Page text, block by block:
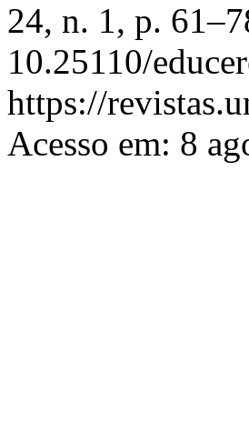
24, n. 1, p.
10.25110/
https://
Acesso em: 8